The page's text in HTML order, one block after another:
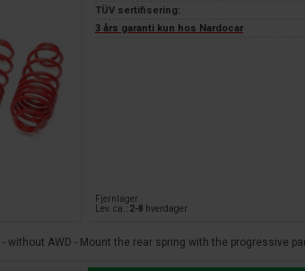
TÜV sertifisering:
3 års garanti kun hos Nardocar
Fjernlager
Lev. ca.: 2-8 hverdager
AWD - Mount the rear spring with the progressive